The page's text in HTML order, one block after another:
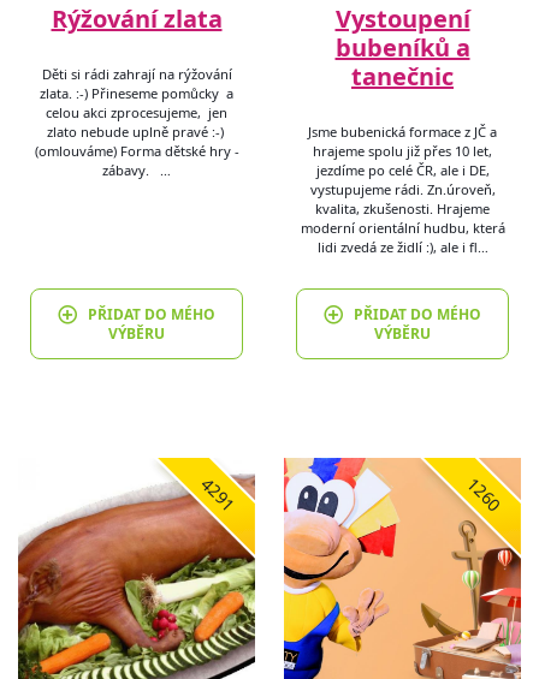
Rýžování zlata
Děti si rádi zahrají na rýžování
zlata. :-) Přineseme pomůcky a
celou akci zprocesujeme, jen
zlato nebude uplně pravé :-)
(omlouváme) Forma dětské hry -
zábavy. …
PŘIDAT DO MÉHO
VÝBĚRU
Vystoupení
bubeníků a
tanečnic
Jsme bubenická formace z JČ a
hrajeme spolu již přes 10 let,
jezdíme po celé ČR, ale i DE,
vystupujeme rádi. Zn.úroveň,
kvalita, zkušenosti. Hrajeme
moderní orientální hudbu, která
lidi zvedá ze židlí :), ale i fl…
PŘIDAT DO MÉHO
VÝBĚRU
4291 1260